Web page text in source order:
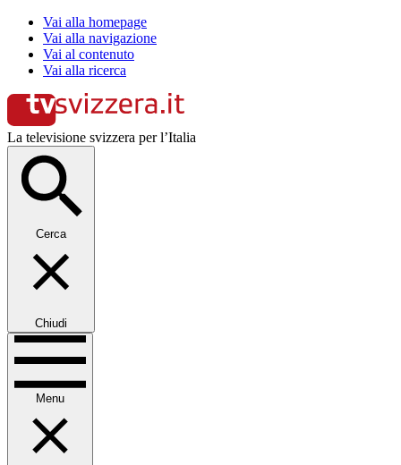
Vai alla homepage
Vai alla navigazione
Vai al contenuto
Vai alla ricerca
La televisione svizzera per l’Italia
Cerca
Chiudi
Menu